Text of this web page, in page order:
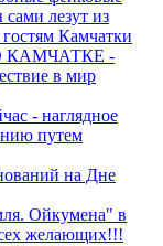
лезут из
Камчатки
КАМЧАТКЕ -
в мир
- наглядное
путем
на Дне
Ойкумена" в
желающих!!!